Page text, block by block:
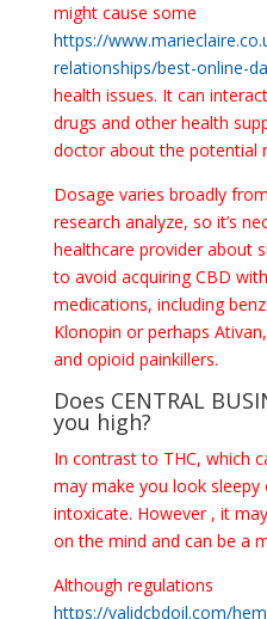
might cause some
https://
relationships/best-online-
health issues. It can
drugs and other health
doctor about the potential
Dosage varies broadly
research analyze, so it’s
healthcare provider about
to avoid acquiring CBD
medications, including
Klonopin or perhaps
and opioid painkillers.
Does CENTRAL
you high?
In contrast to THC, which
may make you look
intoxicate. However , it
on the mind and can be a
Although regulations
https://validcbdoil.com/